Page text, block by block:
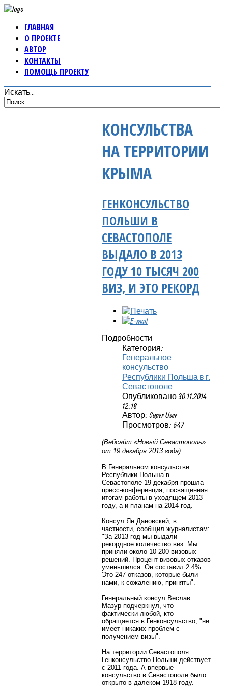
ГЛАВНАЯ
О ПРОЕКТЕ
АВТОР
КОНТАКТЫ
ПОМОЩЬ ПРОЕКТУ
Искать...
КОНСУЛЬСТВА
НА ТЕРРИТОРИИ
КРЫМА
ГЕНКОНСУЛЬСТВО
ПОЛЬШИ В
СЕВАСТОПОЛЕ
ВЫДАЛО В 2013
ГОДУ 10 ТЫСЯЧ 200
ВИЗ, И ЭТО РЕКОРД
Подробности
Категория:
Генеральное
консульство
Республики Польша в г.
Севастополе
Опубликовано 30.11.2014
12:18
Автор: Super User
Просмотров: 547
(Вебсайт «Новый Севастополь»
от 19 декабря 2013 года)
В Генеральном консульстве
Республики Польша в
Севастополе 19 декабря прошла
пресс-конференция, посвященная
итогам работы в уходящем 2013
году, а и планам на 2014 год.
Консул Ян Дановский, в
частности, сообщил журналистам:
"За 2013 год мы выдали
рекордное количество виз. Мы
приняли около 10 200 визовых
решений. Процент визовых отказов
уменьшился. Он составил 2.4%.
Это 247 отказов, которые были
нами, к сожалению, приняты".
Генеральный консул Веслав
Мазур подчеркнул, что
фактически любой, кто
обращается в Генконсульство, "не
имеет никаких проблем с
получением визы".
На территории Севастополя
Генконсульство Польши действует
с 2011 года. А впервые
консульство в Севастополе было
открыто в далеком 1918 году.